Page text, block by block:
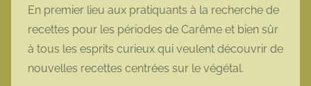
En premier lieu aux pratiquants à la recherche de
recettes pour les périodes de Carême et bien sûr
à tous les esprits curieux qui veulent découvrir de
nouvelles recettes centrées sur le végétal.